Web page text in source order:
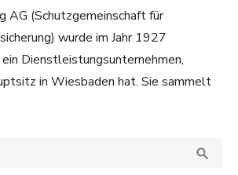
AG (Schutzgemeinschaft für
wurde im Jahr 1927
Dienstleistungsunternehmen,
in Wiesbaden hat. Sie sammelt
